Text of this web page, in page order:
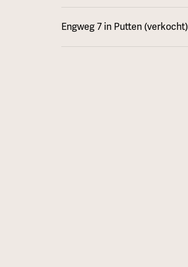
Engweg 7 in Putten (verkocht)